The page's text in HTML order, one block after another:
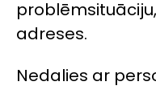
adreses.
Nedalies ar